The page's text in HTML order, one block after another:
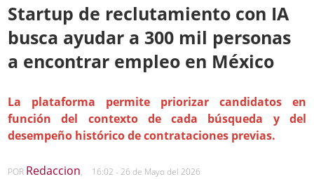
Startup de reclutamiento con IA
busca ayudar a 300 mil personas
a encontrar empleo en México
La plataforma permite priorizar candidatos en
función del contexto de cada búsqueda y del
desempeño histórico de contrataciones previas.
POR Redaccion, 16:02 - 26 de Mayo del 2026